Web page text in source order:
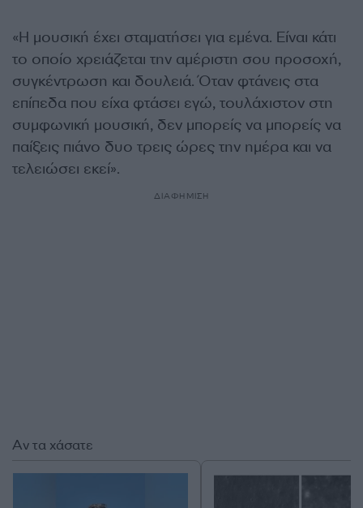
«Η μουσική έχει σταματήσει για εμένα. Είναι κάτι
το οποίο χρειάζεται την αμέριστη σου προσοχή,
συγκέντρωση και δουλειά. Όταν φτάνεις στα
επίπεδα που είχα φτάσει εγώ, τουλάχιστον στη
συμφωνική μουσική, δεν μπορείς να μπορείς να
παίξεις πιάνο δυο τρεις ώρες την ημέρα και να
τελειώσει εκεί».
ΔΙΑΦΗΜΙΣΗ
Αν τα χάσατε